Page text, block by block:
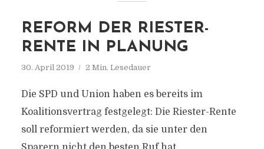
REFORM DER RIESTER-
RENTE IN PLANUNG
30. April 2019 2 Min. Lesedauer
Die SPD und Union haben es bereits im
Koalitionsvertrag festgelegt: Die Riester-Rente
soll reformiert werden, da sie unter den